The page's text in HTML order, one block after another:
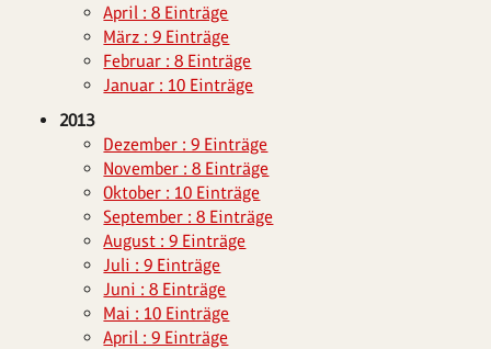
April : 8 Einträge
März : 9 Einträge
Februar : 8 Einträge
Januar : 10 Einträge
2013
Dezember : 9 Einträge
November : 8 Einträge
Oktober : 10 Einträge
September : 8 Einträge
August : 9 Einträge
Juli : 9 Einträge
Juni : 8 Einträge
Mai : 10 Einträge
April : 9 Einträge